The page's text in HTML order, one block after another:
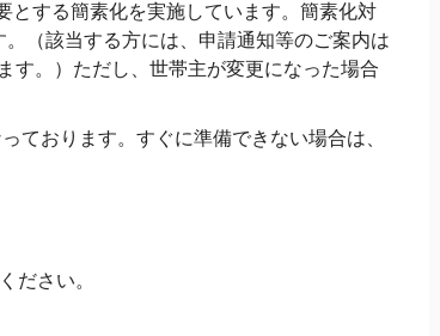
とする簡素化を実施しています。簡素化対
（該当する方には、申請通知等のご案内は
す。）ただし、世帯主が変更になった場合
ております。すぐに準備できない場合は、
ださい。